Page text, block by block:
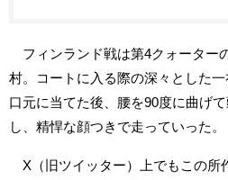
フィンランド戦は第4クォーター
村。コートに入る際の深々とした
口元に当てた後、腰を90度に曲げ
し、精悍な顔つきで走っていった。
X（旧ツイッター）上でもこの所